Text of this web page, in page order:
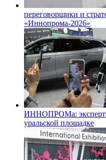
переговорщики и
«Иннопрома-2026»
ИННОПРОМа:
уральской площадке